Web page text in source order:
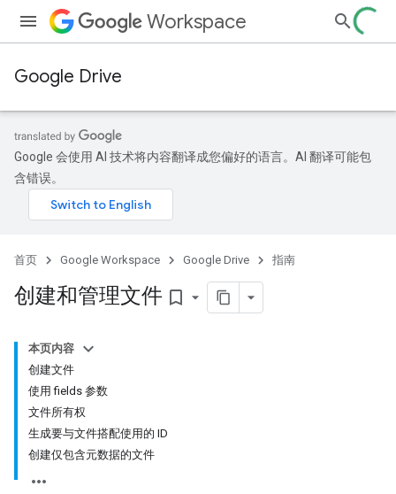
Workspace
Google Drive
Google 会使用 AI 技术将内容翻译成您偏好的语言。AI 翻译可能包
含错误。
首页 Google Workspace Google Drive 指南
创建和管理文件 bookmark_border
本页内容
创建文件
使用 fields 参数
文件所有权
生成要与文件搭配使用的 ID
创建仅包含元数据的文件